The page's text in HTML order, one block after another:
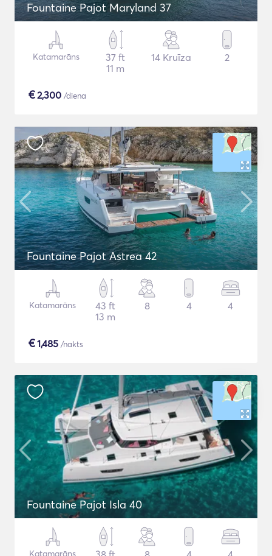
Fountaine Pajot Maryland 37
Katamarāns
37 ft
11 m
14 Kruīza 2
€2,300 /diena
Fountaine Pajot Astrea 42
Katamarāns
43 ft
13 m
8 4 4
€1,485 /nakts
Fountaine Pajot Isla 40
Katamarāns